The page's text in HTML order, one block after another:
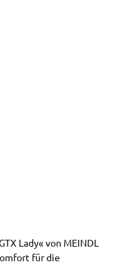
Lady« von MEINDL
für die